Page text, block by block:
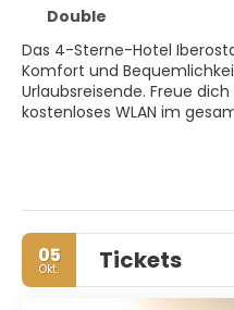
Double
Das 4-Sterne-Hotel
Komfort und
Urlaubsreisende. Freue
kostenloses WLAN im
LCD-/Plasma-Fernseher,
Willkommensdrink, ein
und kostenloses WLAN. Zu
gehören eine Dartscheibe,
ein Außenpool und ein
Atmosphäre des Hotels
bietet zuverlässigen
05
Okt. Tickets